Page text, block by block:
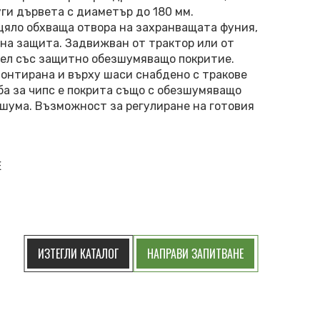
дървета с диаметър до 180 мм.
обхваща отвора на захранващата фуния,
защита. Задвижван от трактор или от
със защитно обезшумяващо покритие.
и върху шаси снабдено с тракове
за чипс е покрита също с обезшумяващо
Възможност за регулиране на готовия
ИЗТЕГЛИ КАТАЛОГ НАПРАВИ ЗАПИТВАНЕ